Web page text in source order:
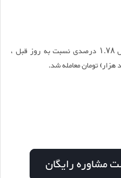
همچنین هر سکه گرمی با افزایش ۱.۷۸ درصدی نسبت به روز قبل ،